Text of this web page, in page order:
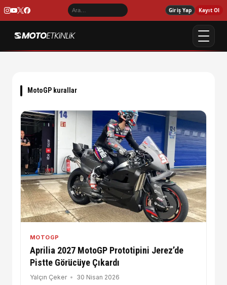
Giriş Yap Kayıt Ol
MotoGP kurallar
MOTOGP
Aprilia 2027 MotoGP Prototipini Jerez’de
Pistte Görücüye Çıkardı
Yalçın Çeker 30 Nisan 2026